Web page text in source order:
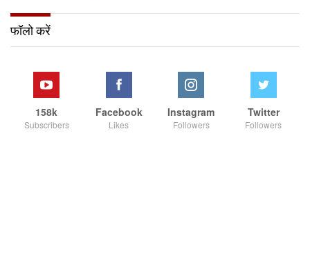
फॉलो करें
158k
Subscribers
Facebook
Likes
Instagram
Followers
Twitter
Followers